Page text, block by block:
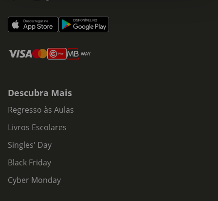
Descubra Mais
Regresso às Aulas
Livros Escolares
Singles' Day
Black Friday
Cyber Monday